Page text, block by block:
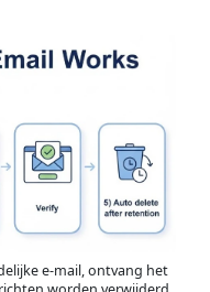
e-mail, ontvang het